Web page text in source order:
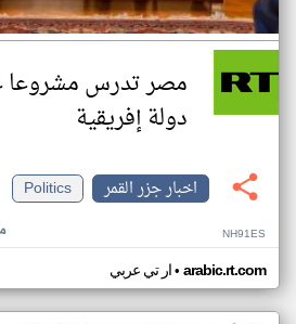
مصر تدرس مشروعا
دولة إفريقية
اخبار جزر القمر
Politics
NH91ES
ار تي عربي• arabic.rt.com